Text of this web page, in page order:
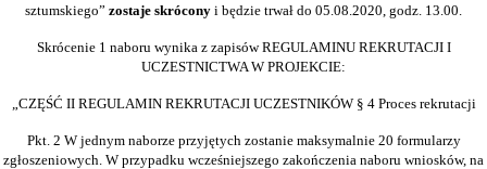
sztumskiego” zostaje skrócony i będzie trwał do 05.08.2020, godz. 13.00.
Skrócenie 1 naboru wynika z zapisów REGULAMINU REKRUTACJI I
UCZESTNICTWA W PROJEKCIE:
„CZĘŚĆ II REGULAMIN REKRUTACJI UCZESTNIKÓW § 4 Proces rekrutacji
Pkt. 2 W jednym naborze przyjętych zostanie maksymalnie 20 formularzy
zgłoszeniowych. W przypadku wcześniejszego zakończenia naboru wniosków, na